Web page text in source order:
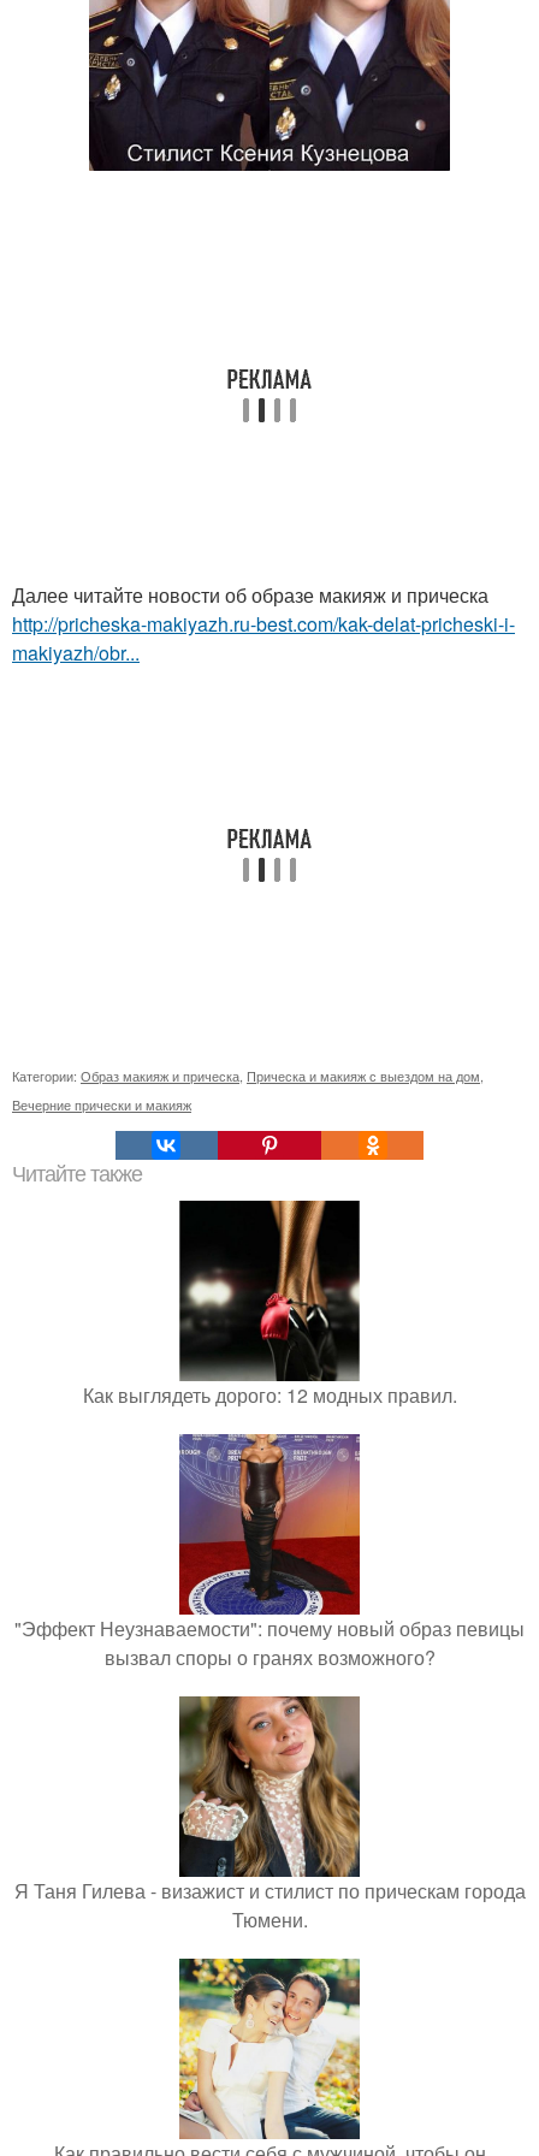
Далее читайте новости об образе макияж и прическа
http://pricheska-makiyazh.ru-best.com/kak-delat-pricheski-i-
makiyazh/obr...
Категории: Образ макияж и прическа Прическа и макияж с выездом на дом
Вечерние прически и макияж
Читайте также
Как выглядеть дорого: 12 модных правил.
"Эффект Неузнаваемости": почему новый образ певицы
вызвал споры о гранях возможного?
Я Таня Гилева - визажист и стилист по прическам города
Тюмени.